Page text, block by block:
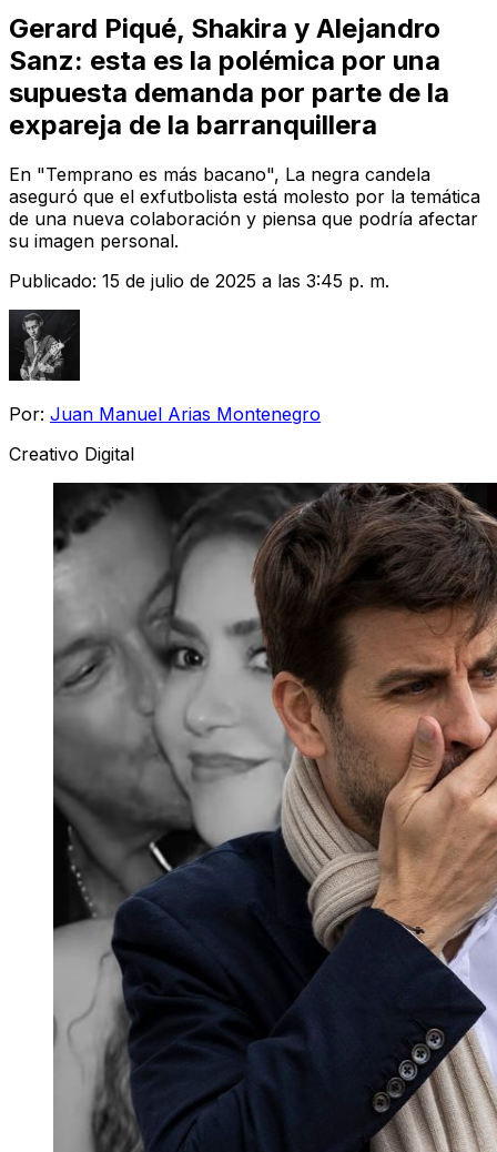
Gerard Piqué, Shakira y Alejandro
Sanz: esta es la polémica por una
supuesta demanda por parte de la
expareja de la barranquillera
En "Temprano es más bacano", La negra candela
aseguró que el exfutbolista está molesto por la temática
de una nueva colaboración y piensa que podría afectar
su imagen personal.
Publicado: 15 de julio de 2025 a las 3:45 p. m.
Por: Juan Manuel Arias Montenegro
Creativo Digital